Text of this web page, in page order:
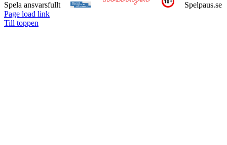
Spela ansvarsfullt
Spelpaus.se
Page load link
Till toppen